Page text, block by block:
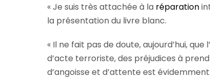
« Je suis très attachée à la réparation
la présentation du livre blanc.
« Il ne fait pas de doute, aujourd’hui,
d’acte terroriste, des préjudices à
d’angoisse et d’attente est